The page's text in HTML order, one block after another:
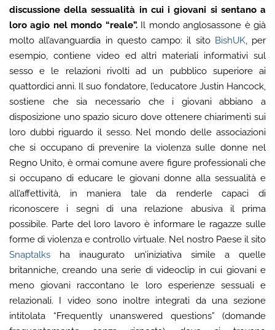
discussione della sessualità in cui i giovani si sentano a
loro agio nel mondo “reale”.Il mondo anglosassone è già
molto all’avanguardia in questo campo: il sito BishUK, per
esempio, contiene video ed altri materiali informativi sul
sesso e le relazioni rivolti ad un pubblico superiore ai
quattordici anni. Il suo fondatore, l’educatore Justin Hancock,
sostiene che sia necessario che i giovani abbiano a
disposizione uno spazio sicuro dove ottenere chiarimenti sui
loro dubbi riguardo il sesso. Nel mondo delle associazioni
che si occupano di prevenire la violenza sulle donne nel
Regno Unito, è ormai comune avere figure professionali che
si occupano di educare le giovani donne alla sessualità e
all’affettività, in maniera tale da renderle capaci di
riconoscere i segni di una relazione abusiva il prima
possibile. Parte del loro lavoro è informare le ragazze sulle
forme di violenza e controllo virtuale. Nel nostro Paese il sito
Snaptalks ha inaugurato un’iniziativa simile a quelle
britanniche, creando una serie di videoclip in cui giovani e
meno giovani raccontano le loro esperienze sessuali e
relazionali. I video sono inoltre integrati da una sezione
intitolata “Frequently unanswered questions” (domande